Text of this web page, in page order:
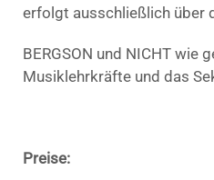
erfolgt ausschließlich über
BERGSON und NICHT wie
Musiklehrkräfte und das
Preise: